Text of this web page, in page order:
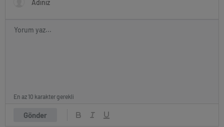
Gönder
En az 10 karakter gerekli